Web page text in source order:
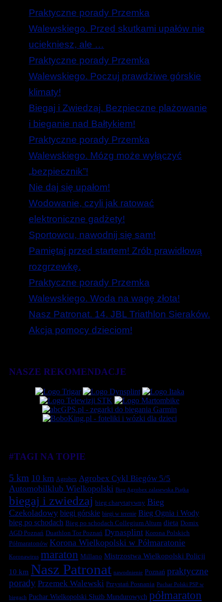
Praktyczne porady Przemka
Walewskiego. Przed skutkami upałów nie
uciekniesz, ale …
Praktyczne porady Przemka
Walewskiego. Poczuj prawdziwe górskie
klimaty!
Biegaj i Zwiedzaj. Bezpieczne plażowanie
i bieganie nad Bałtykiem!
Praktyczne porady Przemka
Walewskiego. Mózg może wyłączyć
„bezpiecznik”!
Nie daj się upałom!
Wodowanie, czyli jak ratować
elektroniczne gadżety!
Sportowcu, nawodnij się sam!
Pamiętaj przed startem! Zrób prawidłową
rozgrzewkę.
Praktyczne porady Przemka
Walewskiego. Woda na wagę złota!
Nasz Patronat. 14. JBL Triathlon Sieraków.
Akcja pomocy dzieciom!
NASZE REKOMENDACJE
#TAGI NA TOPIE
5 km 10 km Agrobex Agrobex Cykl Biegów 5/5
Automobilklub Wielkopolski Bieg Agrobex zalasewska Piątka
biegaj i zwiedzaj bieg charytatywny Bieg
Czekoladowy biegi górskie biegi w terenie Bieg Ognia i Wody
bieg po schodach Bieg po schodach Collegium Altum dieta Domix
AGD Poznań Duathlon Tor Poznań Dynasplint Korona Polskich
Półmaratonów Korona Wielkopolski w Półmaratonie
Koronawirus maraton Millano Mistrzostwa Wielkopolski Policji
10 km Nasz Patronat nawodnienie Poznań praktyczne
porady Przemek Walewski Przystań Posnania Puchar Polski PSP w
biegach Puchar Wielkopolski Służb Mundurowych półmaraton